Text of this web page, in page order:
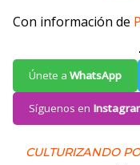
Con información de
Únete a WhatsApp
Síguenos en
CULTURIZANDO